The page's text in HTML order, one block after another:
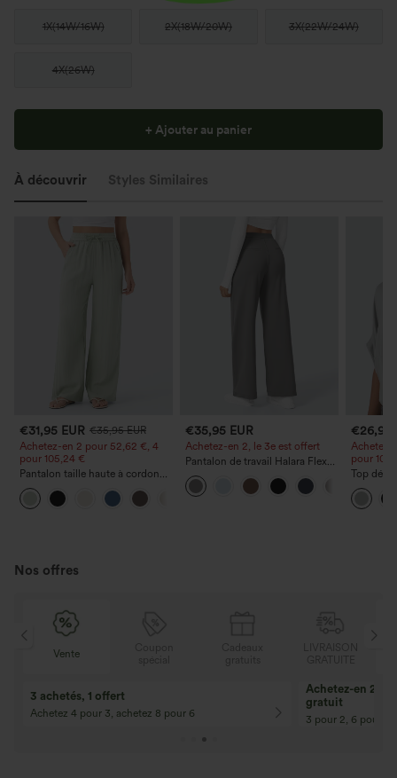
1X(14W/16W) 2X(18W/20W) 3X(22W/24W)
4X(26W)
+ Ajouter au panier
À découvrir Styles Similaires
€31,95 EUR €35,95 EUR
Achetez-en 2 pour 52,62 €, 4
pour 105,24 €
Pantalon taille haute à cordon
avec poches, jambe large et
coupe ample, style décontracté,
effet lin
€35,95 EUR
Achetez-en 2, le 3e est offert
Pantalon de travail Halara Flex™
DayStretch à taille haute, avec
poches et coupe droite
€26,95
Achetez-
pour
Top
ronde,
et coupe
Nos offres
Coupon
spécial
10% de réduction
Pour toute commande de 107,00 € et
plus ! Code : Aug2026
12% de réduction
Pour toute
plus ! Code :